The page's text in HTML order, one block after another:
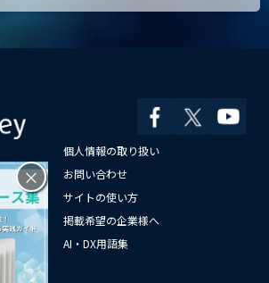
個人情報の取り扱い
お問い合わせ
サイトの使い方
掲載希望の企業様へ
AI・DX用語集
×